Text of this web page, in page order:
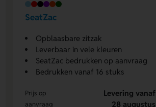
SeatZac
Opblaasbare zitzak
Leverbaar in vele kleuren
SeatZac bedrukken op aanvraag
Bedrukken vanaf 16 stuks
Prijs op
aanvraag
Levering vanaf
28 augustus